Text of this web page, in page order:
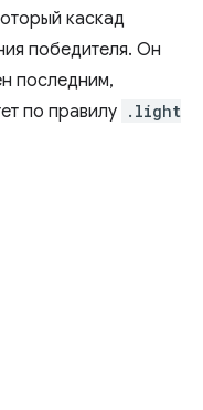
каскад
победителя. Он
последним,
по правилу .light